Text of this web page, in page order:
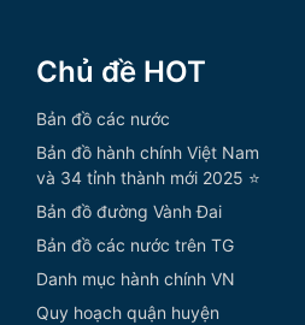
Chủ đề HOT
Bản đồ các nước
Bản đồ hành chính Việt Nam
và 34 tỉnh thành mới 2025 ⭐
Bản đồ đường Vành Đai
Bản đồ các nước trên TG
Danh mục hành chính VN
Quy hoạch quận huyện